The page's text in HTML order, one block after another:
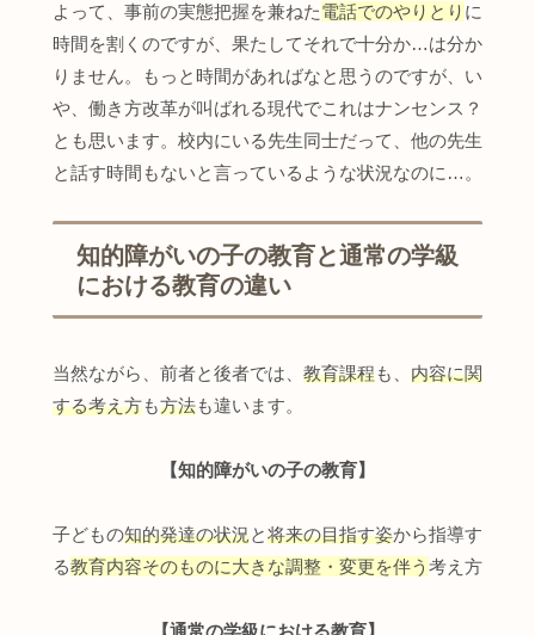
よって、事前の実態把握を兼ねた電話でのやりとり に
時間を割くのですが、果たしてそれで十分か…は分か
りません。もっと時間があればなと思うのですが、い
や、働き方改革が叫ばれる現代でこれはナンセンス？
とも思います。校内にいる先生同士だって、他の先生
と話す時間もないと言っているような状況なのに…。
知的障がいの子の教育と通常の学級
における教育の違い
当然ながら、前者と後者では、 教育課程も、 内容に関
する考え方も方法も違います。
【知的障がいの子の教育】
子どもの知的発達の状況と将来の目指す姿から指導す
る教育内容そのものに大きな調整・変更を伴う 考え方
【通常の学級における教育】